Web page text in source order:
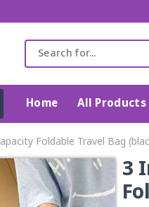
Home All Products
Foldable Travel Bag
3